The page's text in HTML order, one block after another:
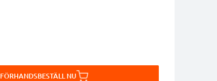
FÖRHANDSBESTÄLL NU